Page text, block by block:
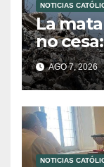
NOTICIAS
La
no
días
AGO 7, 2026
NOTICIAS